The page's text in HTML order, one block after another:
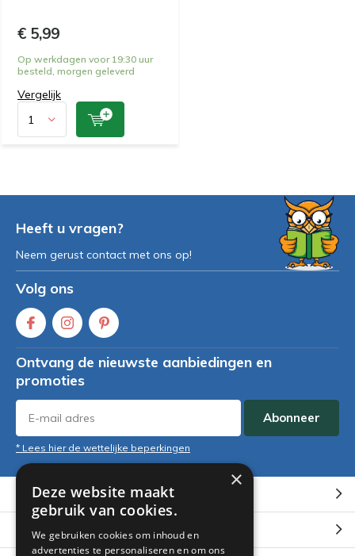
€ 5,99
Op werkdagen voor 19:30 uur
besteld, morgen geleverd
Vergelijk
Heeft u vragen?
Neem gerust contact met ons op!
Volg ons
Ontvang de nieuwste aanbiedingen en
promoties
Abonneer
* Lees hier de wettelijke beperkingen
Klantenservice
Mijn account
×
Deze website maakt
gebruik van cookies.
We gebruiken cookies om inhoud en
advertenties te personaliseren en om ons